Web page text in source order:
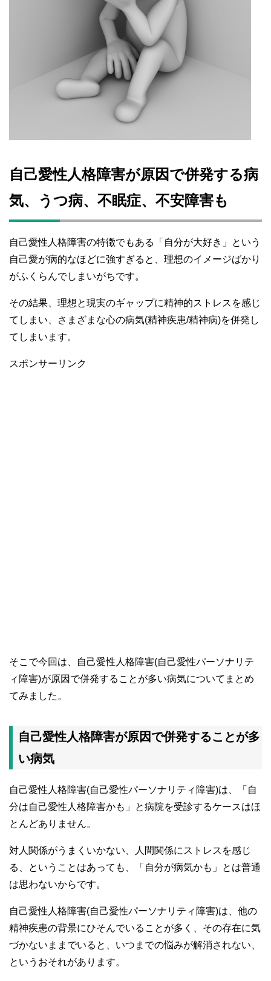
自己愛性人格障害が原因で併発する病
気、うつ病、不眠症、不安障害も
自己愛性人格障害の特徴でもある「自分が大好き」という
自己愛が病的なほどに強すぎると、理想のイメージばかり
がふくらんでしまいがちです。
その結果、理想と現実のギャップに精神的ストレスを感じ
てしまい、さまざまな心の病気(精神疾患/精神病)を併発し
てしまいます。
スポンサーリンク
そこで今回は、自己愛性人格障害(自己愛性パーソナリテ
ィ障害)が原因で併発することが多い病気についてまとめ
てみました。
自己愛性人格障害が原因で併発することが多
い病気
自己愛性人格障害(自己愛性パーソナリティ障害)は、「自
分は自己愛性人格障害かも」と病院を受診するケースはほ
とんどありません。
対人関係がうまくいかない、人間関係にストレスを感じ
る、ということはあっても、「自分が病気かも」とは普通
は思わないからです。
自己愛性人格障害(自己愛性パーソナリティ障害)は、他の
精神疾患の背景にひそんでいることが多く、その存在に気
づかないままでいると、いつまでの悩みが解消されない、
というおそれがあります。